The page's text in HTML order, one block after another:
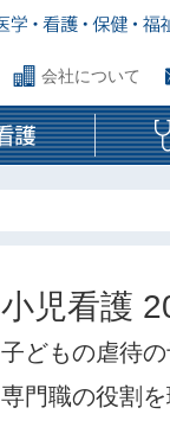
会社について
小児看護
子どもの虐待
専門職の役割